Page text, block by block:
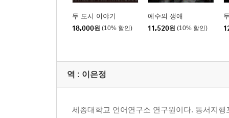
두 도시 이야기
18,000원 (10% 할인)
예수의 생애
11,520원 (10% 할인)
역 : 이은정
세종대학교 언어연구소 연구원이다. 동서지